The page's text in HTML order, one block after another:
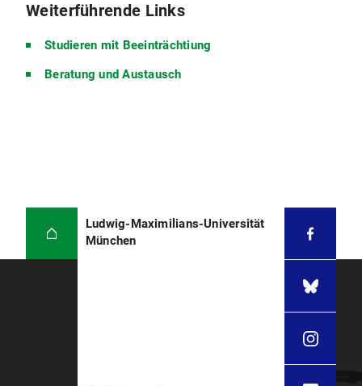
Weiterführende Links
Studieren mit Beeinträchtiung
Beratung und Austausch
Ludwig-Maximilians-Universität
München